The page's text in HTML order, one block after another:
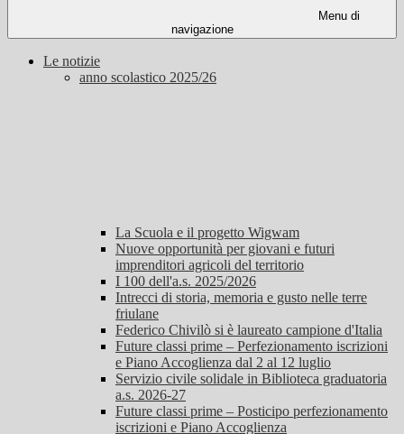
Menu di
navigazione
Le notizie
anno scolastico 2025/26
La Scuola e il progetto Wigwam
Nuove opportunità per giovani e futuri
imprenditori agricoli del territorio
I 100 dell'a.s. 2025/2026
Intrecci di storia, memoria e gusto nelle terre
friulane
Federico Chivilò si è laureato campione d'Italia
Future classi prime – Perfezionamento iscrizioni
e Piano Accoglienza dal 2 al 12 luglio
Servizio civile solidale in Biblioteca graduatoria
a.s. 2026-27
Future classi prime – Posticipo perfezionamento
iscrizioni e Piano Accoglienza